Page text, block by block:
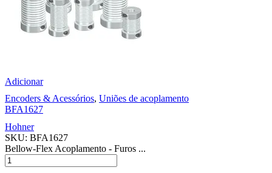
Adicionar
Encoders & Acessórios, Uniões de acoplamento
BFA1627
Hohner
SKU: BFA1627
Bellow-Flex Acoplamento - Furos ...